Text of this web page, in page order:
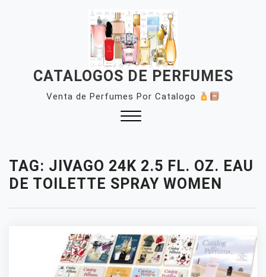
CATALOGOS DE PERFUMES
Venta de Perfumes Por Catalogo
TAG: JIVAGO 24K 2.5 FL. OZ. EAU
DE TOILETTE SPRAY WOMEN